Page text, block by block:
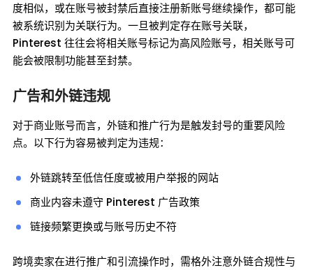
度相似，或在账号被封禁后直接注册新账号继续操作，都可能
被系统识别为关联行为。一旦被判定存在账号关联，
Pinterest 往往会将相关账号标记为高风险账号，相关账号可
能会被限制功能甚至封禁。
广告和外链违规
对于商业账号而言，外链和推广行为是触发封号的重要风险
点。以下行为容易被判定为违规：
外链跳转至低信任度或被用户举报的网站
商业内容未遵守 Pinterest 广告政策
链接频繁更换或与账号历史不符
跨境卖家在进行推广和引流操作时，需格外注意外链合规性与